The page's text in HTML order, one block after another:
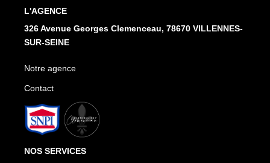
L'AGENCE
326 Avenue Georges Clemenceau, 78670 VILLENNES-
SUR-SEINE
Notre agence
Contact
NOS SERVICES